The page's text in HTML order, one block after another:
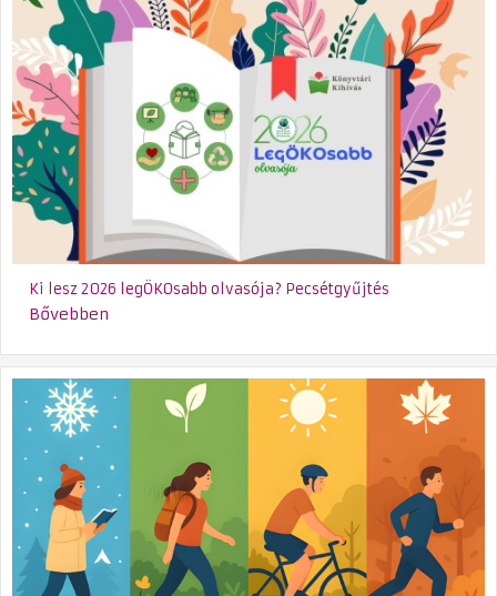
Ki lesz 2026 legÖKOsabb olvasója? Pecsétgyűjtés
Bővebben